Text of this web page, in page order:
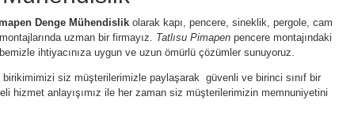
Denge Mühendislik olarak kapı, pencere, sineklik, pergole, cam
uzman bir firmayız. Tatlısu Pimapen pencere montajındaki
ihtiyacınıza uygun ve uzun ömürlü çözümler sunuyoruz.
siz müşterilerimizle paylaşarak güvenli ve birinci sınıf bir
hizmet anlayışımız ile her zaman siz müşterilerimizin memnuniyetini